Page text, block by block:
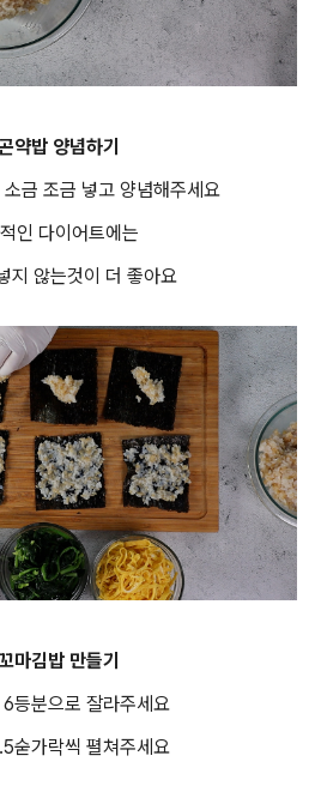
약밥 양념하기
금 조금 넣고 양념해주세요
인 다이어트에는
지 않는것이 더 좋아요
마김밥 만들기
등분으로 잘라주세요
숟가락씩 펼쳐주세요